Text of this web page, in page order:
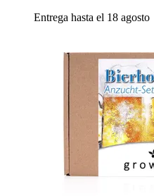
Entrega hasta el 18 agosto